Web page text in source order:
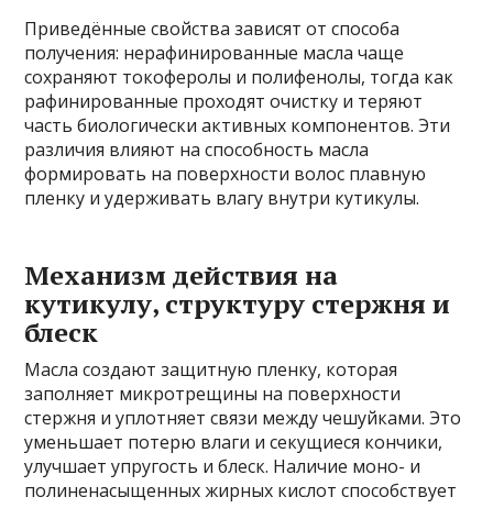
Приведённые свойства зависят от способа
получения: нерафинированные масла чаще
сохраняют токоферолы и полифенолы, тогда как
рафинированные проходят очистку и теряют
часть биологически активных компонентов. Эти
различия влияют на способность масла
формировать на поверхности волос плавную
пленку и удерживать влагу внутри кутикулы.
Механизм действия на
кутикулу, структуру стержня и
блеск
Масла создают защитную пленку, которая
заполняет микротрещины на поверхности
стержня и уплотняет связи между чешуйками. Это
уменьшает потерю влаги и секущиеся кончики,
улучшает упругость и блеск. Наличие моно- и
полиненасыщенных жирных кислот способствует